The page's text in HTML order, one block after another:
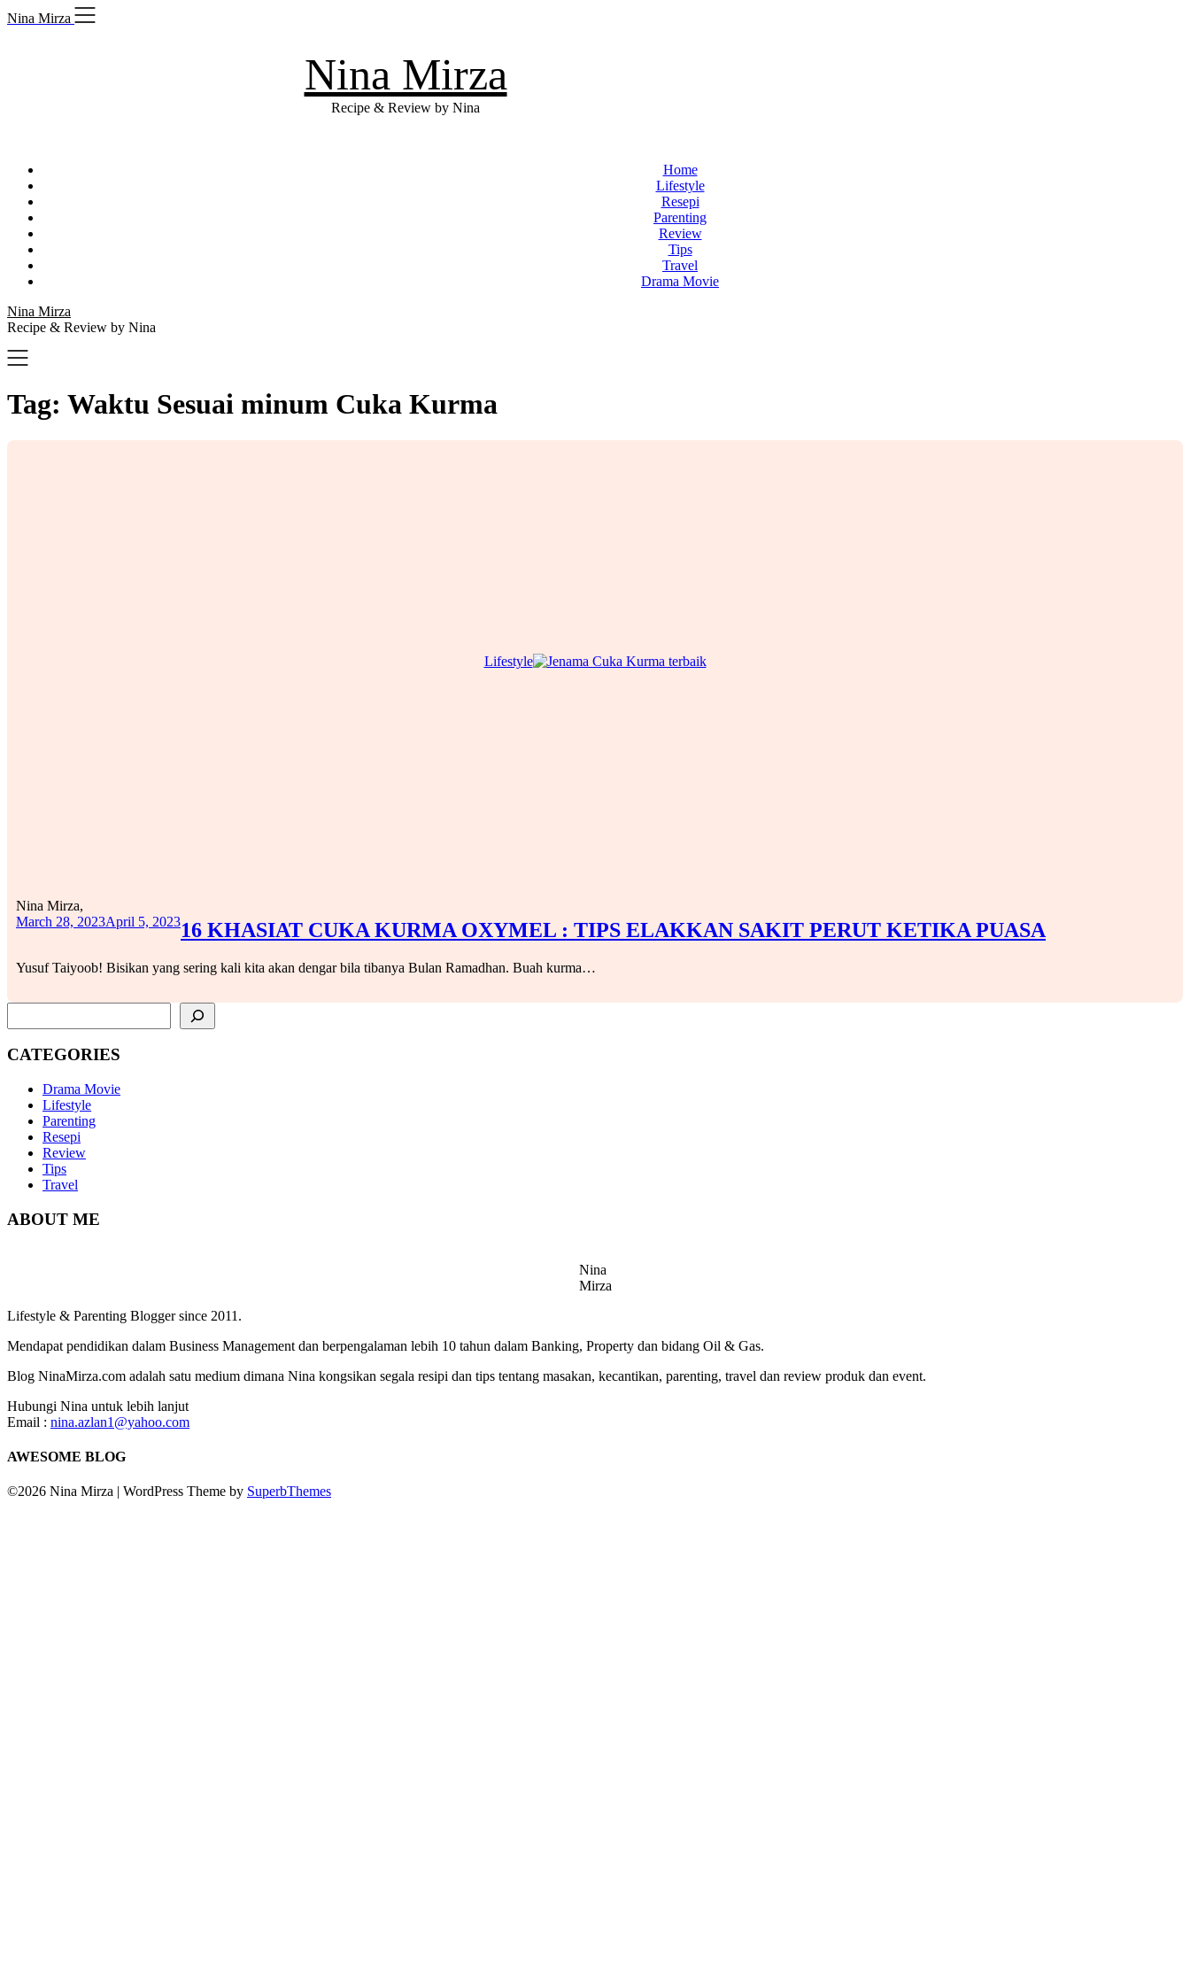
Skip
to
Nina Mirza
Nina Mirza
Recipe & Review by Nina
Home
Lifestyle
Resepi
Parenting
Review
Tips
Travel
Drama Movie
Nina Mirza
Recipe & Review by Nina
Tag: Waktu Sesuai minum Cuka Kurma
Lifestyle
16 KHASIAT CUKA KURMA OXYMEL : TIPS ELAKKAN SAKIT PERUT KETIKA PUASA
Nina Mirza,
March 28, 2023April 5, 2023
Yusuf Taiyoob! Bisikan yang sering kali kita akan dengar bila tibanya Bulan Ramadhan. Buah kurma…
CATEGORIES
Drama Movie
Lifestyle
Parenting
Resepi
Review
Tips
Travel
ABOUT ME
Nina
Mirza
Lifestyle & Parenting Blogger since 2011.
Mendapat pendidikan dalam Business Management dan berpengalaman lebih 10 tahun dalam Banking, Property dan bidang Oil & Gas.
Blog NinaMirza.com adalah satu medium dimana Nina kongsikan segala resipi dan tips tentang masakan, kecantikan, parenting, travel dan review produk dan event.
Hubungi Nina untuk lebih lanjut
Email : nina.azlan1@yahoo.com
AWESOME BLOG
©2026 Nina Mirza | WordPress Theme by SuperbThemes